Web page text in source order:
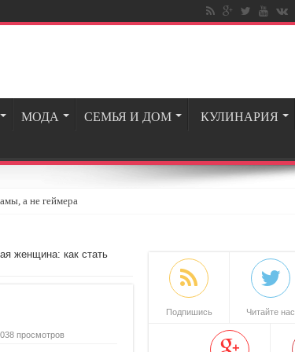
МОДА СЕМЬЯ И ДОМ КУЛИНАРИЯ
а не геймера
женщина: как стать
просмотров
Подпишись Читайте нас